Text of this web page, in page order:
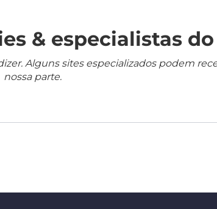
& especialistas
Alguns sites especializados podem
nossa parte.